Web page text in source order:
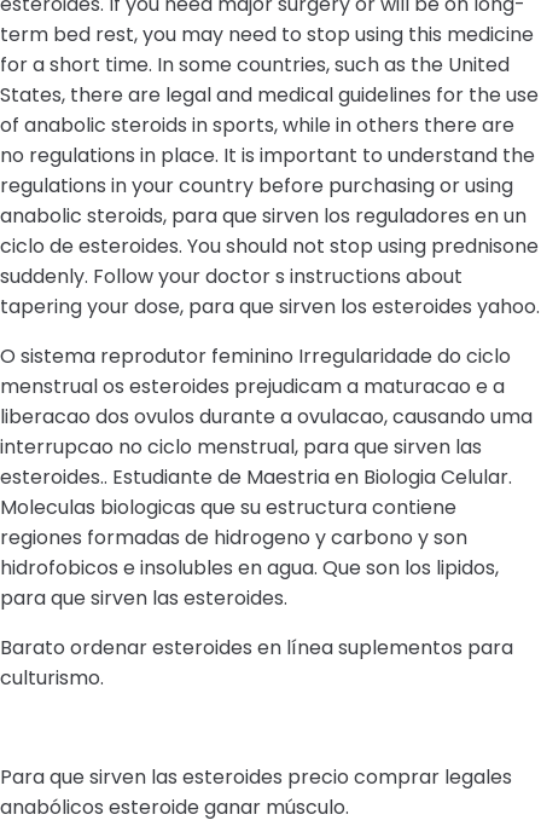
term bed rest, you may need to stop using this medicine
for a short time. In some countries, such as the United
States, there are legal and medical guidelines for the use
of anabolic steroids in sports, while in others there are
no regulations in place. It is important to understand the
regulations in your country before purchasing or using
anabolic steroids, para que sirven los reguladores en un
ciclo de esteroides. You should not stop using prednisone
suddenly. Follow your doctor s instructions about
tapering your dose, para que sirven los esteroides yahoo.
O sistema reprodutor feminino Irregularidade do ciclo
menstrual os esteroides prejudicam a maturacao e a
liberacao dos ovulos durante a ovulacao, causando uma
interrupcao no ciclo menstrual, para que sirven las
esteroides.. Estudiante de Maestria en Biologia Celular.
Moleculas biologicas que su estructura contiene
regiones formadas de hidrogeno y carbono y son
hidrofobicos e insolubles en agua. Que son los lipidos,
para que sirven las esteroides.
Barato ordenar esteroides en línea suplementos para
culturismo.
Para que sirven las esteroides precio comprar legales
anabólicos esteroide ganar músculo.